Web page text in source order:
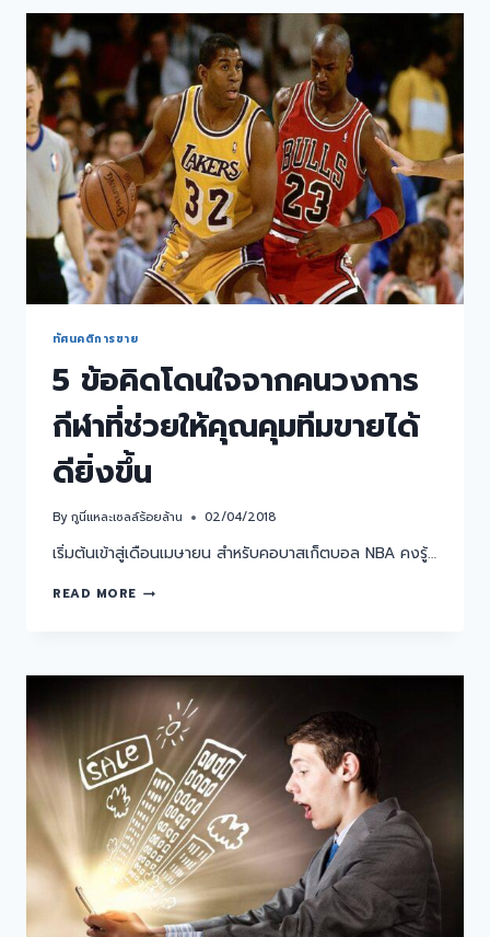
ทัศนคติการขาย
5 ข้อคิดโดนใจจากคนวงการ
กีฬาที่ช่วยให้คุณคุมทีมขายได้
ดียิ่งขึ้น
Byกูนี่แหละเซลล์ร้อยล้าน 02/04/2018
เริ่มต้นเข้าสู่เดือนเมษายน สำหรับคอบาสเก็ตบอล NBA คงรู้…
READ MORE